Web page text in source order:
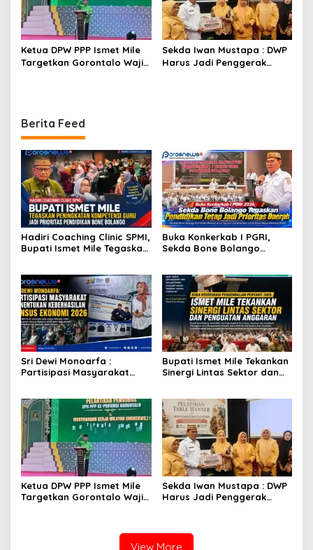
Ketua DPW PPP Ismet Mile
Targetkan Gorontalo Wajib
Sekda Iwan Mustapa : DWP
Harus Jadi Penggerak
Berita Feed
Hadiri Coaching Clinic SPMI,
Bupati Ismet Mile Tegaskan
Pendidikan Bone Bolango
Buka Konkerkab I PGRI,
Sekda Bone Bolango
Sri Dewi Monoarfa :
Partisipasi Masyarakat
Bupati Ismet Mile Tekankan
Sinergi Lintas Sektor dan
Ketua DPW PPP Ismet Mile
Targetkan Gorontalo Wajib
Sekda Iwan Mustapa : DWP
Harus Jadi Penggerak
View More